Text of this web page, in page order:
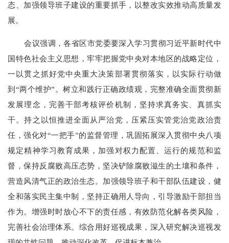
态、加强领导班子建设的重要抓手，以整改实效推动高质量发
展。
会议强调，各省区市党委要深入学习贯彻习近平新时代中
国特色社会主义思想，牢牢把握党中央对本地区的战略定位，
一以贯之抓好党中央重大决策部署贯彻落实，以实际行动做
到 “两个维护”。树立和践行正确政绩观，完整准确全面贯彻新
发展理念，完善干部考核评价机制，坚持求真务实、真抓实
干。持之以恒推进全面从严治党，压紧压实管党治党政治责
任，强化对“一把手”的监督管理，巩固拓展深入贯彻中央八项
规定精神学习教育成果，加强对权力配置、运行的规范和监
督，保持反腐败高压态势，坚决铲除腐败滋生的土壤和条件，
营造风清气正的政治生态。加强领导班子和干部队伍建设，健
全和落实民主集中制，坚持正确用人导向，引导激励干部担当
作为。增强时时放心不下的责任感，有效防范化解各类风险，
完善社会治理体系。综合用好巡视成果，深入研究解决巡视发